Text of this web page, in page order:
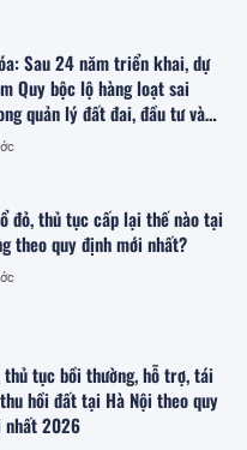
Sau 24 năm triển khai, dự
Quy bộc lộ hàng loạt sai
quản lý đất đai, đầu tư và
đỏ, thủ tục cấp lại thế nào tại
theo quy định mới nhất?
tục bồi thường, hỗ trợ, tái
hồi đất tại Hà Nội theo quy
nhất 2026